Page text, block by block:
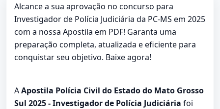
Alcance a sua aprovação no concurso para
Investigador de Polícia Judiciária da PC-MS em 2025
com a nossa Apostila em PDF! Garanta uma
preparação completa, atualizada e eficiente para
conquistar seu objetivo. Baixe agora!
AApostila Polícia Civil do Estado do Mato Grosso
Sul 2025 - Investigador de Polícia Judiciária foi